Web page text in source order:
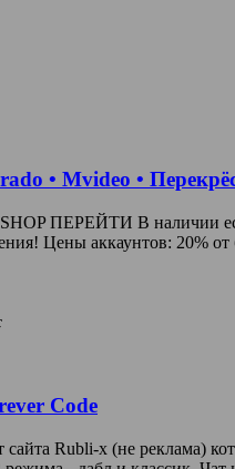
• Mvideo •
ПЕРЕЙТИ В наличии
Цены аккаунтов: 20% от
Code
Rubli-x (не реклама)